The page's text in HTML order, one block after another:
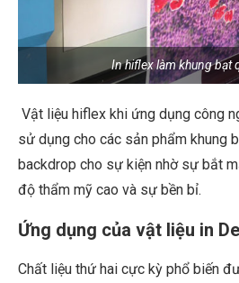
In hiflex làm khung bạt
Vật liệu hiflex khi ứng dụng công
sử dụng cho các sản phẩm khung
backdrop cho sự kiện nhờ sự bắt
độ thẩm mỹ cao và sự bền bỉ.
Ứng dụng của vật liệu in
Chất liệu thứ hai cực kỳ phổ biến